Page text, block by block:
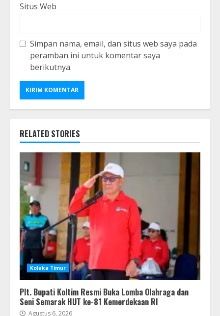
Situs Web
Simpan nama, email, dan situs web saya pada
peramban ini untuk komentar saya
berikutnya.
RELATED STORIES
Kolaka Timur
Plt. Bupati Koltim Resmi Buka Lomba Olahraga dan
Seni Semarak HUT ke-81 Kemerdekaan RI
Agustus 6, 2026